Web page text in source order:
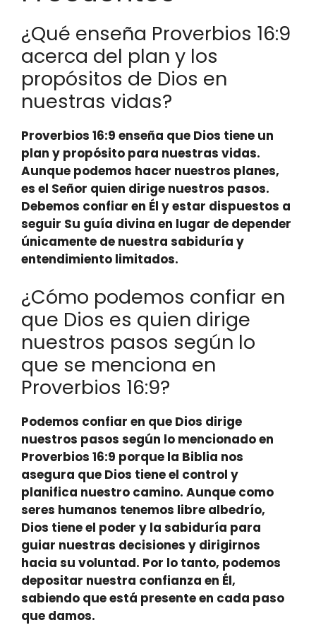
¿Qué enseña Proverbios 16:9
acerca del plan y los
propósitos de Dios en
nuestras vidas?
Proverbios 16:9 enseña que Dios tiene un
plan y propósito para nuestras vidas.
Aunque podemos hacer nuestros planes,
es el Señor quien dirige nuestros pasos.
Debemos confiar en Él y estar dispuestos a
seguir Su guía divina en lugar de depender
únicamente de nuestra sabiduría y
entendimiento limitados.
¿Cómo podemos confiar en
que Dios es quien dirige
nuestros pasos según lo
que se menciona en
Proverbios 16:9?
Podemos confiar en que Dios dirige
nuestros pasos según lo mencionado en
Proverbios 16:9 porque la Biblia nos
asegura que Dios tiene el control y
planifica nuestro camino. Aunque como
seres humanos tenemos libre albedrío,
Dios tiene el poder y la sabiduría para
guiar nuestras decisiones y dirigirnos
hacia su voluntad. Por lo tanto, podemos
depositar nuestra confianza en Él,
sabiendo que está presente en cada paso
que damos.